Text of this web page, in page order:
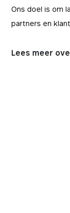
Ons doel is om
partners en
Lees meer